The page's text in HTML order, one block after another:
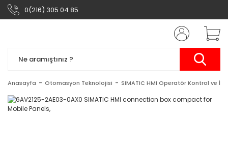
0(216) 305 04 85
Anasayfa Otomasyon Teknolojisi SIMATIC HMI Operatör Kontrol ve